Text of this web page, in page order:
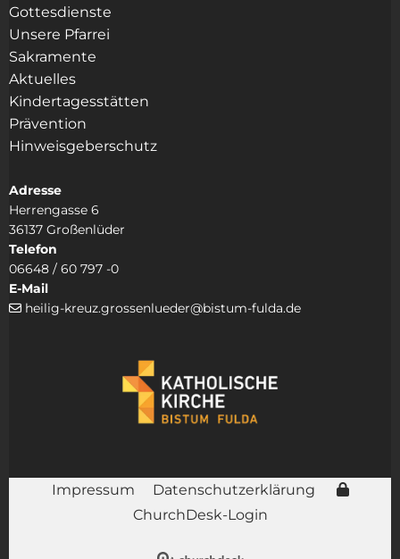
Gottesdienste
Unsere Pfarrei
Sakramente
Aktuelles
Kindertagesstätten
Prävention
Hinweisgeberschutz
Adresse
Herrengasse 6
36137 Großenlüder
Telefon
06648 / 60 797 -0
E-Mail
 heilig-kreuz.grossenlueder@bistum-fulda.de
Impressum
Datenschutzerklärung
ChurchDesk-Login